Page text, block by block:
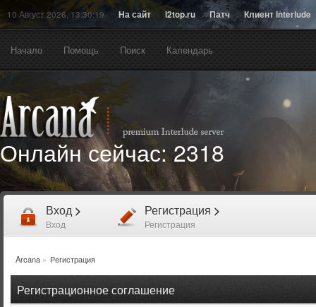
10 Август 2026, 13:30:19 На сайт l2top.ru Патч Клиент Interlude
Начало Помощь Поиск Календарь
Онлайн сейчас:2318
Вход >
Вход
Регистрация >
Регистрация
Arcana» Регистрация
Регистрационное соглашение